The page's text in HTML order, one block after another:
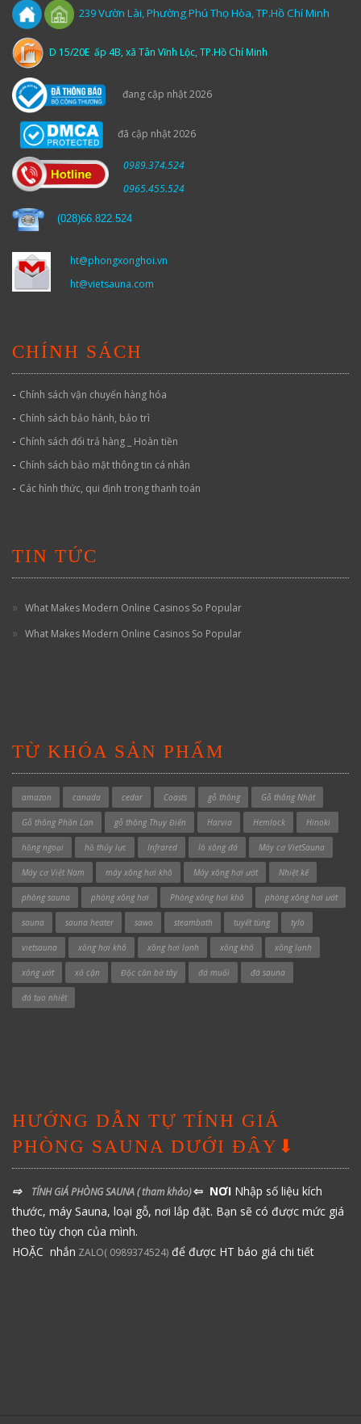
239Vườn Lài,Phường Phú Thọ Hòa, TP.Hồ Chí Minh
D 15/20E ấp 4B, xã Tân Vĩnh Lộc, TP.Hồ Chí Minh
đang cập nhật 2026
đã cập nhật 2026
0989.374.524
0965.455.524
(028)66.822.524
ht@phongxonghoi.vn
ht@vietsauna.com
CHÍNH SÁCH
- Chính sách vận chuyển hàng hóa
- Chính sách bảo hành, bảo trì
- Chính sách đổi trả hàng _ Hoàn tiền
- Chính sách bảo mật thông tin cá nhân
- Các hình thức, qui định trong thanh toán
TIN TỨC
What Makes Modern Online Casinos So Popular
What Makes Modern Online Casinos So Popular
TỪ KHÓA SẢN PHẨM
amazon canada cedar Coasts gỗ thông Gỗ thông Nhật
Gỗ thông Phần Lan gỗ thông Thụy Điển Harvia Hemlock Hinoki
hồng ngoại hồ thủy lực Infrared lò xông đá Máy cơ VietSauna
Máy cơ Việt Nam máy xông hơi khô Máy xông hơi ướt Nhiệt kế
phòng sauna phòng xông hơi Phòng xông hơi khô phòng xông hơi ướt
sauna sauna heater sawo steambath tuyết tùng tylo
vietsauna xông hơi khô xông hơi lạnh xông khô xông lạnh
xông ướt xả cặn Độc cần bờ tây đá muối đá sauna
đá tạo nhiệt
HƯỚNG DẪN TỰ TÍNH GIÁ
PHÒNG SAUNA DƯỚI ĐÂY⬇
⇨ TÍNH GIÁ PHÒNG SAUNA( tham khảo)⇦ NƠI Nhập số liệu kích
thước, máy Sauna, loại gỗ, nơi lắp đặt. Bạn sẽ có được mức giá
theo tùy chọn của mình.
HOẶC nhắn ZALO( 0989374524) để được HT báo giá chi tiết